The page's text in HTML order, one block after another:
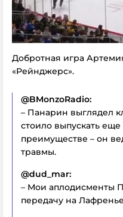
Добротная игра
«Рейнджерс».
@BMonzoRadio:
– Панарин выглядел
стоило выпускать
преимуществе – он
травмы.
@dud_mar:
– Мои аплодисменты
передачу на